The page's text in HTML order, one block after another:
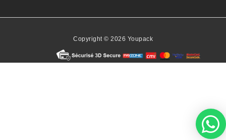
Copyright © 2026 Youpack